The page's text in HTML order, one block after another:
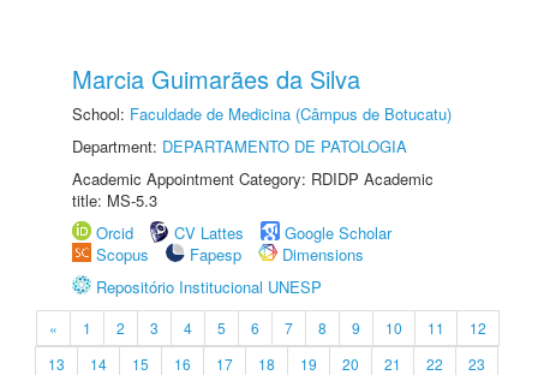
Marcia Guimarães da Silva
School: Faculdade de Medicina (Câmpus de Botucatu)
Department: DEPARTAMENTO DE PATOLOGIA
Academic Appointment Category: RDIDP Academic
title: MS-5.3
Orcid
CV Lattes
Google Scholar
Scopus
Fapesp
Dimensions
Repositório Institucional UNESP
« 1 2 3 4 5 6 7 8 9 10 11
12
13
14 15 16 17 18 19 20 21 22
23